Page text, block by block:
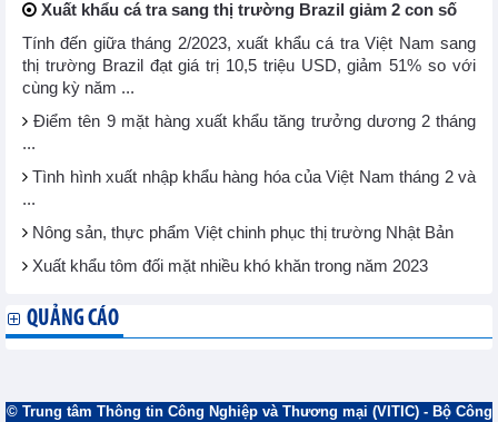
Xuất khẩu cá tra sang thị trường Brazil giảm 2 con số
Tính đến giữa tháng 2/2023, xuất khẩu cá tra Việt Nam sang
thị trường Brazil đạt giá trị 10,5 triệu USD, giảm 51% so với
cùng kỳ năm ...
Điểm tên 9 mặt hàng xuất khẩu tăng trưởng dương 2 tháng
...
Tình hình xuất nhập khẩu hàng hóa của Việt Nam tháng 2 và
...
Nông sản, thực phẩm Việt chinh phục thị trường Nhật Bản
Xuất khẩu tôm đối mặt nhiều khó khăn trong năm 2023
QUẢNG CÁO
© Trung tâm Thông tin Công Nghiệp và Thương mại (VITIC) - Bộ Công